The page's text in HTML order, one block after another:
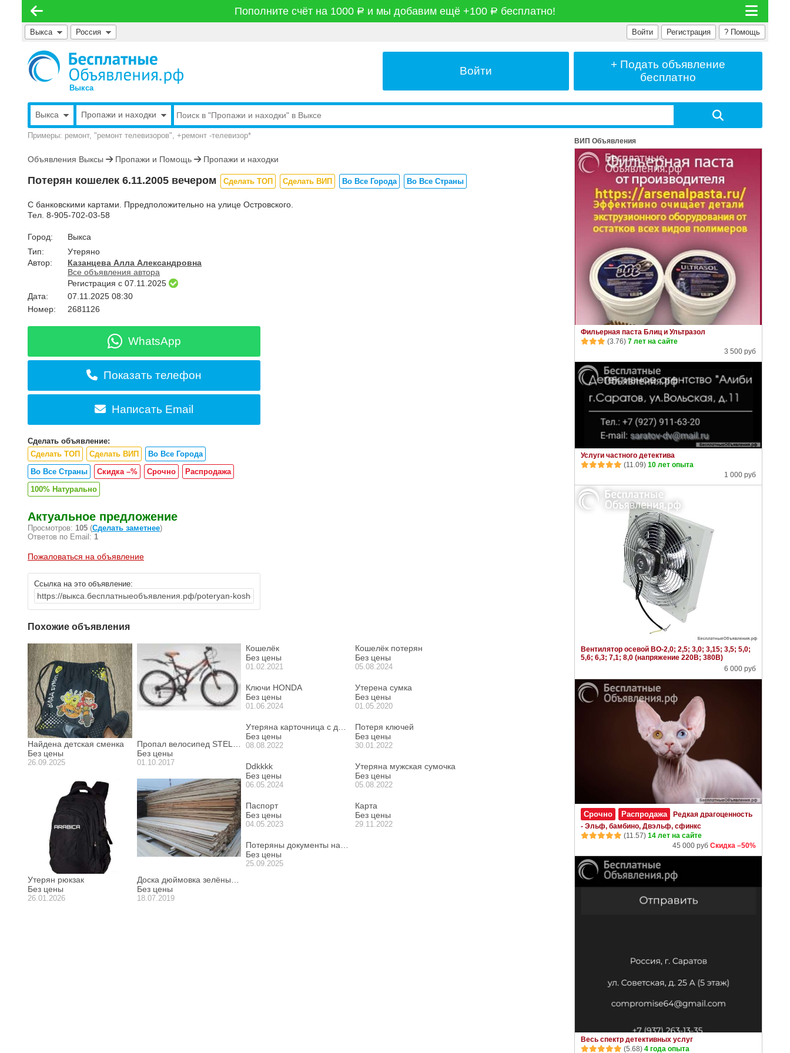
Пополните счёт на 1000 руб и мы добавим ещё +100 руб бесплатно!
Выкса Россия ? Помощь
Регистрация
Войти
Выкса
Войти
+ Подать объявление
бесплатно
Выкса Пропажи и находки
Примеры: ремонт, "ремонт телевизоров", +ремонт -телевизор*
Объявления Выксы Пропажи и Помощь Пропажи и находки
Потерян кошелек 6.11.2005 вечером Сделать ТОП Сделать ВИП Во Все Города Во Все Страны
С банковскими картами. Прредположительно на улице Островского.
Тел. 8-905-702-03-58
Город:
Выкса
Тип:
Утеряно
Автор:
Казанцева Алла Александровна
Все объявления автора
Регистрация с 07.11.2025
Дата:
07.11.2025 08:30
Номер:
2681126
WhatsApp
Показать телефон
Написать Email
Сделать объявление:
Сделать ТОП
Сделать ВИП
Во Все Города
Во Все Страны
Скидка –% Срочно
Распродажа
100% Натурально
Актуальное предложение
Просмотров: 105 (Сделать заметнее)
Ответов по Email: 1
Пожаловаться на объявление
Ссылка на это объявление:
Похожие объявления
Найдена детская сменка
Без цены
26.09.2025
Утерян рюкзак
Без цены
26.01.2026
Пропал велосипед STELS Challenger
Без цены
01.10.2017
Доска дюймовка зелёный лес
Без цены
18.07.2019
Кошелёк
Без цены
01.02.2021
Ключи HONDA
Без цены
01.06.2024
Утеряна карточница с документами
Без цены
08.08.2022
Ddkkkk
Без цены
06.05.2024
Паспорт
Без цены
04.05.2023
Потеряны документы на имя Васютина Андрея Александровича
Без цены
25.09.2025
Кошелёк потерян
Без цены
05.08.2024
Утерена сумка
Без цены
01.05.2020
Потеря ключей
Без цены
30.01.2022
Утеряна мужская сумочка
Без цены
05.08.2022
Карта
Без цены
29.11.2022
ВИП Объявления
Фильерная паста Блиц и Ультразол
(3.76) 7 лет на сайте
3 500 руб
Услуги частного детектива
(11.09) 10 лет опыта
1 000 руб
Вентилятор осевой ВО-2,0; 2,5; 3,0; 3,15; 3,5; 5,0;
5,6; 6,3; 7,1; 8,0 (напряжение 220В; 380В)
6 000 руб
Срочно Распродажа
Редкая драгоценность
- Эльф, бамбино, Двэльф, сфинкс
(11.57) 14 лет на сайте
45 000 руб Скидка –50%
Весь спектр детективных услуг
(5.68) 4 года опыта